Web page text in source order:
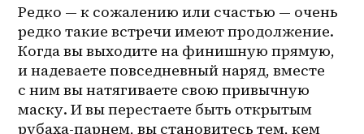
Редко — к сожалению или счастью — очень
редко такие встречи имеют продолжение.
Когда вы выходите на финишную прямую,
и надеваете повседневный наряд, вместе
с ним вы натягиваете свою привычную
маску. И вы перестаете быть открытым
рубаха-парнем, вы становитесь тем, кем